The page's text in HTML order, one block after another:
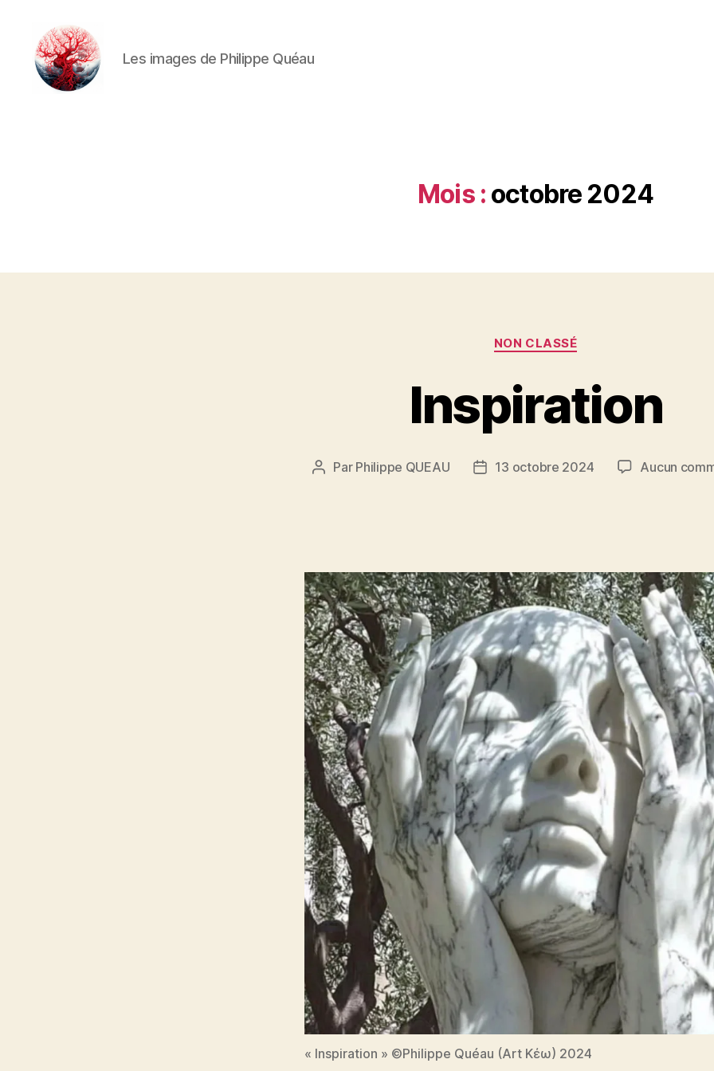
Les images de Philippe Quéau
Mois : octobre 2024
Catégories
NON CLASSÉ
Inspiration
Auteur
Par Philippe QUEAU
Date13 octobre 2024 Aucun
« Inspiration » ©Philippe Quéau (Art Κέω) 2024